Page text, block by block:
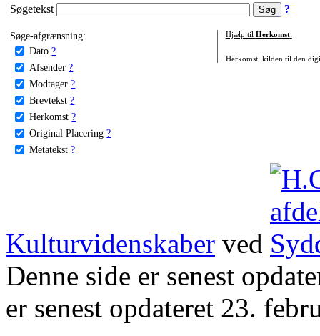
Søgetekst ?
Søge-afgrænsning:
Dato ?
Afsender ?
Modtager ?
Brevtekst ?
Herkomst ?
Original Placering ?
Metatekst ?
Hjælp til Herkomst:
Herkomst: kilden til den
Kulturvidenskaber ved
Denne side er senest
er senest opdateret 23.